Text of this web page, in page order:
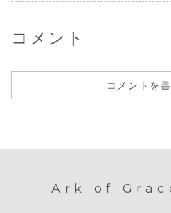
コメント
コメントを
Ark of